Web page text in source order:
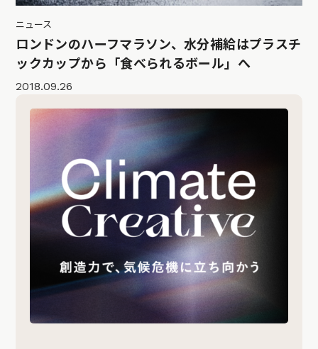
ニュース
ロンドンのハーフマラソン、水分補給はプラスチ
ックカップから「食べられるボール」へ
2018.09.26